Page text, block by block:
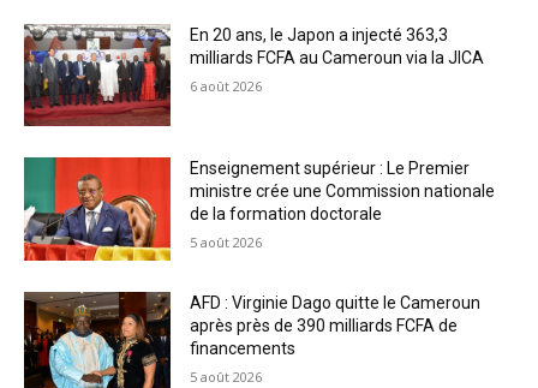
En 20 ans, le Japon a injecté 363,3
milliards FCFA au Cameroun via la JICA
6 août 2026
Enseignement supérieur : Le Premier
ministre crée une Commission nationale
de la formation doctorale
5 août 2026
AFD : Virginie Dago quitte le Cameroun
après près de 390 milliards FCFA de
financements
5 août 2026